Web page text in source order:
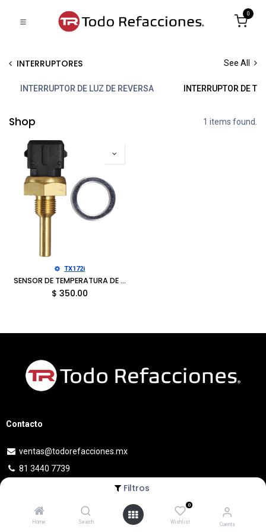
Filtros
Home Search
0
Wishlist Cuenta
0
INTERRUPTORES See All
INTERRUPTOR DE LUZ DE REVERSA INTERRUPTOR DE
Shop 1 items found.
TX172i
SENSOR DE TEMPERATURA DE REFRIGERANTE VOLKSWAGEN PASSAT 1998-2001
$ 350.00
Contacto
ventas@todorefacciones.mx
81 3440 7739